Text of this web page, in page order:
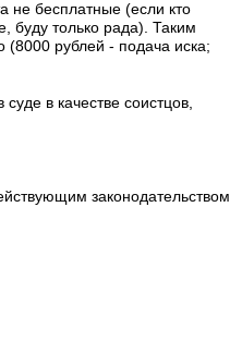
не бесплатные (если кто
буду только рада). Таким
рублей - подача иска;
в качестве соистцов,
законодательством